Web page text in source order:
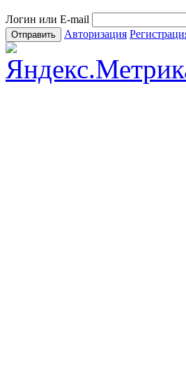
Логин или E-mail
Авторизация